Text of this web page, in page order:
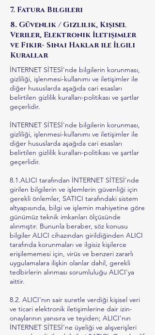
7. Fatura Bilgileri
8. Güvenlik / Gizlilik, Kişisel
Veriler, Elektronik İletişimler
ve Fikir- Sinai Haklar ile İlgili
Kurallar
İNTERNET SİTESİ'nde bilgilerin korunması,
gizliliği, işlenmesi-kullanımı ve iletişimler ile
diğer hususlarda aşağıda cari esasları
belirtilen gizlilik kuralları-politikası ve şartlar
geçerlidir.
İNTERNET SİTESİ'nde bilgilerin korunması,
gizliliği, işlenmesi-kullanımı ve iletişimler ile
diğer hususlarda aşağıda cari esasları
belirtilen gizlilik kuralları-politikası ve şartlar
geçerlidir.
8.1.ALICI tarafından İNTERNET SİTESİ'nde
girilen bilgilerin ve işlemlerin güvenliği için
gerekli önlemler, SATICI tarafındaki sistem
altyapısında, bilgi ve işlemin mahiyetine göre
günümüz teknik imkanları ölçüsünde
alınmıştır. Bununla beraber, söz konusu
bilgiler ALICI cihazından girildiğinden ALICI
tarafında korunmaları ve ilgisiz kişilerce
erişilememesi için, virüs ve benzeri zararlı
uygulamalara ilişkin olanlar dahil, gerekli
tedbirlerin alınması sorumluluğu ALICI'ya
aittir.
8.2. ALICI'nın sair suretle verdiği kişisel veri
ve ticari elektronik iletişimlerine dair izin-
onaylarının yanısıra ve teyiden; ALICI'nın
İNTERNET SİTESİ'ne üyeliği ve alışverişleri